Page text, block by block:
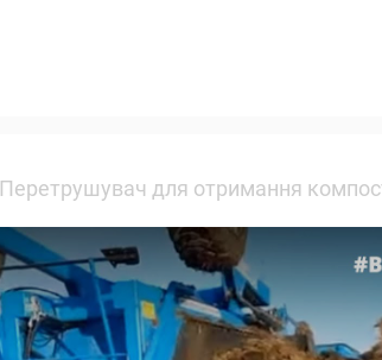
Перетрушувач для отримання